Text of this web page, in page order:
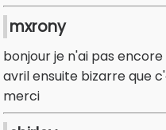
mxrony
bonjour je n'ai pas
avril ensuite bizarre que
merci